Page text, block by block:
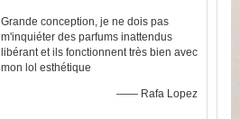
Grande conception, je ne dois pas
m'inquiéter des parfums inattendus
libérant et ils fonctionnent très bien avec
mon lol esthétique
—— Rafa Lopez